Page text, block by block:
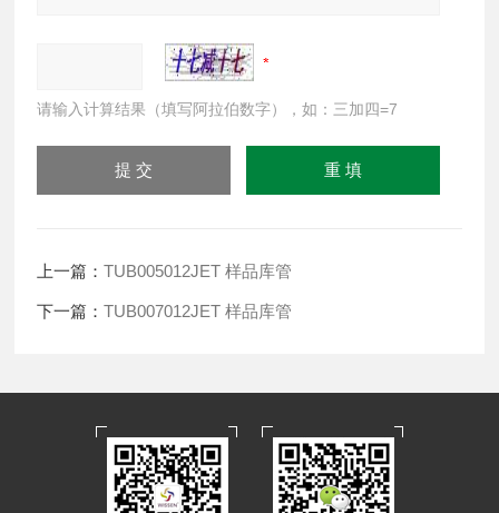
请输入计算结果（填写阿拉伯数字），如：三加四=7
上一篇：TUB005012JET 样品库管
下一篇：TUB007012JET 样品库管